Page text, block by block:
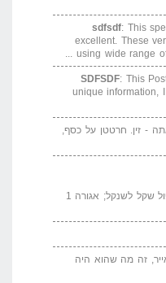
על כסף,
המדייה באייר הנבון: איך להפול שקל לשנקל; אגורה 1
היה